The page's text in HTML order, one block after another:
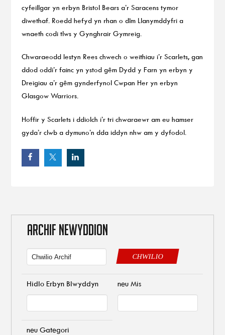
cyfeillgar yn erbyn Bristol Bears a’r Saracens tymor
diwethaf. Roedd hefyd yn rhan o dîm Llanymddyfri a
wnaeth codi tlws y Gynghrair Gymreig.
Chwaraeodd Iestyn Rees chwech o weithiau i’r Scarlets, gan
ddod oddi’r fainc yn ystod gêm Dydd y Farn yn erbyn y
Dreigiau a’r gêm gynderfynol Cwpan Her yn erbyn
Glasgow Warriors.
Hoffir y Scarlets i ddiolch i’r tri chwaraewr am eu hamser
gyda’r clwb a dymuno’n dda iddyn nhw am y dyfodol.
ARCHIF NEWYDDION
CHWILIO
Hidlo Erbyn Blwyddyn neu Mis
neu Gategori